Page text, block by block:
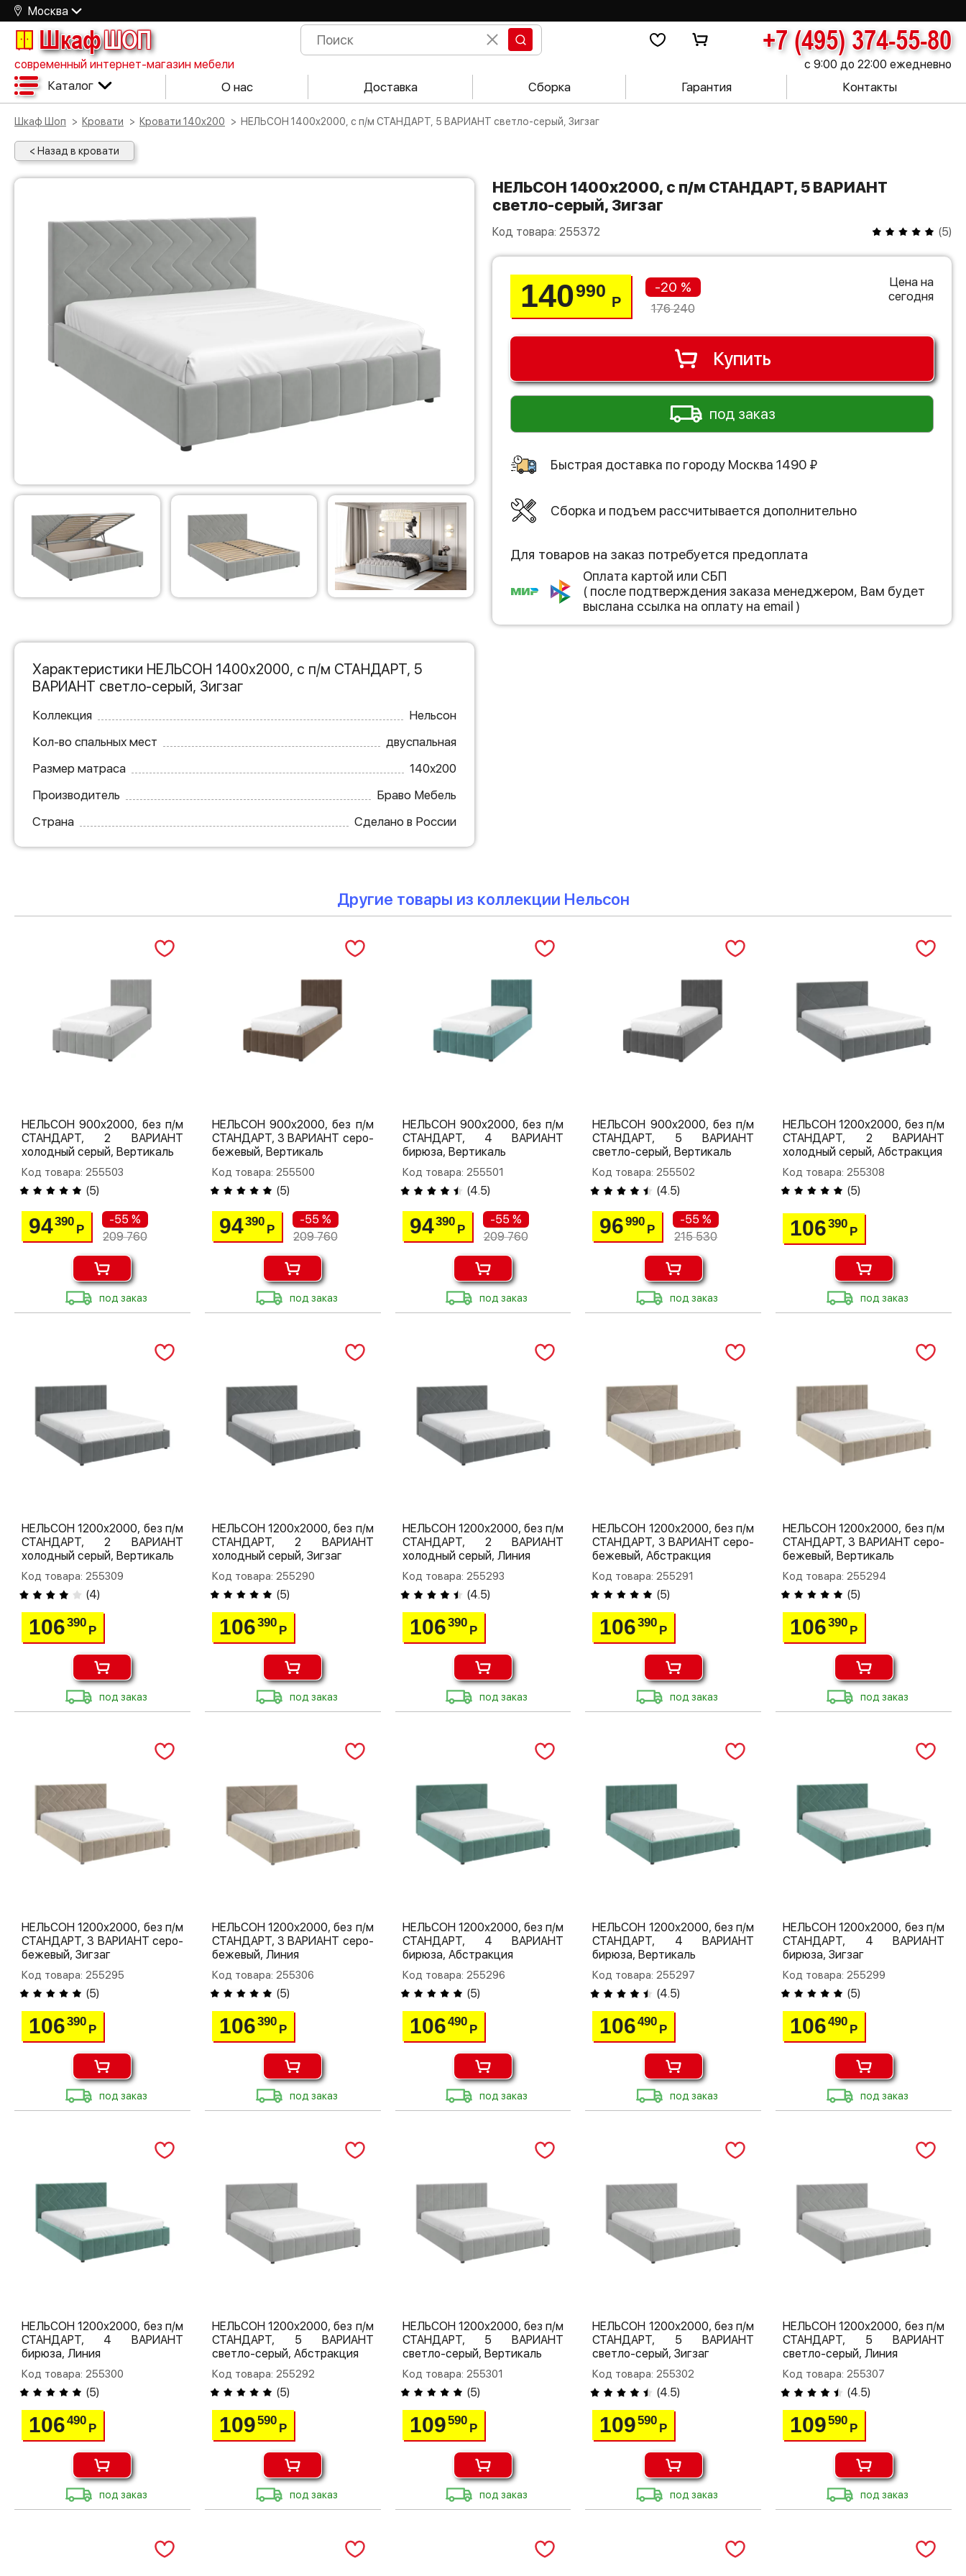
Москва
ШкафШОП +7 (495) 374-55-80
современный интернет-магазин мебели с 9:00 до 22:00 ежедневно
Каталог О нас Доставка Сборка Гарантия Контакты
Шкаф Шоп Кровати Кровати 140х200 НЕЛЬСОН 1400х2000, с п/м СТАНДАРТ, 5 ВАРИАНТ светло-серый, Зигзаг
< Назад в кровати
НЕЛЬСОН 1400х2000, с п/м СТАНДАРТ, 5 ВАРИАНТ
светло-серый, Зигзаг
Код товара: 255372 (5)
140990
Р
-20 %
176 240
Цена на
сегодня
Купить
под заказ
Быстрая доставка по городу Москва 1490 ₽
Сборка и подъем рассчитывается дополнительно
Для товаров на заказ потребуется предоплата
Оплата картой или СБП
( после подтверждения заказа менеджером, Вам будет
выслана ссылка на оплату на email )
Характеристики НЕЛЬСОН 1400х2000, с п/м СТАНДАРТ, 5
ВАРИАНТ светло-серый, Зигзаг
Коллекция
Нельсон
Кол-во спальных мест
двуспальная
Размер матраса
140х200
Производитель
Браво Мебель
Страна
Сделано в России
Другие товары из коллекции Нельсон
НЕЛЬСОН 900х2000, без п/м
СТАНДАРТ, 2 ВАРИАНТ
холодный серый, Вертикаль
Код товара: 255503
(5)
94390
Р
-55 %
209 760
под заказ
НЕЛЬСОН 900х2000, без п/м
СТАНДАРТ, 3 ВАРИАНТ серо-
бежевый, Вертикаль
Код товара: 255500
(5)
94390
Р
-55 %
209 760
под заказ
НЕЛЬСОН 900х2000, без п/м
СТАНДАРТ, 4 ВАРИАНТ
бирюза, Вертикаль
Код товара: 255501
(4.5)
94390
Р
-55 %
209 760
под заказ
НЕЛЬСОН 900х2000, без п/м
СТАНДАРТ, 5 ВАРИАНТ
светло-серый, Вертикаль
Код товара: 255502
(4.5)
96990
Р
-55 %
215 530
под заказ
НЕЛЬСОН 1200х2000, без п/м
СТАНДАРТ, 2 ВАРИАНТ
холодный серый, Абстракция
Код товара: 255308
(5)
106390
Р
под заказ
НЕЛЬСОН 1200х2000, без п/м
СТАНДАРТ, 2 ВАРИАНТ
холодный серый, Вертикаль
Код товара: 255309
(4)
106390
Р
под заказ
НЕЛЬСОН 1200х2000, без п/м
СТАНДАРТ, 2 ВАРИАНТ
холодный серый, Зигзаг
Код товара: 255290
(5)
106390
Р
под заказ
НЕЛЬСОН 1200х2000, без п/м
СТАНДАРТ, 2 ВАРИАНТ
холодный серый, Линия
Код товара: 255293
(4.5)
106390
Р
под заказ
НЕЛЬСОН 1200х2000, без п/м
СТАНДАРТ, 3 ВАРИАНТ серо-
бежевый, Абстракция
Код товара: 255291
(5)
106390
Р
под заказ
НЕЛЬСОН 1200х2000, без п/м
СТАНДАРТ, 3 ВАРИАНТ серо-
бежевый, Вертикаль
Код товара: 255294
(5)
106390
Р
под заказ
НЕЛЬСОН 1200х2000, без п/м
СТАНДАРТ, 3 ВАРИАНТ серо-
бежевый, Зигзаг
Код товара: 255295
(5)
106390
Р
под заказ
НЕЛЬСОН 1200х2000, без п/м
СТАНДАРТ, 3 ВАРИАНТ серо-
бежевый, Линия
Код товара: 255306
(5)
106390
Р
под заказ
НЕЛЬСОН 1200х2000, без п/м
СТАНДАРТ, 4 ВАРИАНТ
бирюза, Абстракция
Код товара: 255296
(5)
106490
Р
под заказ
НЕЛЬСОН 1200х2000, без п/м
СТАНДАРТ, 4 ВАРИАНТ
бирюза, Вертикаль
Код товара: 255297
(4.5)
106490
Р
под заказ
НЕЛЬСОН 1200х2000, без п/м
СТАНДАРТ, 4 ВАРИАНТ
бирюза, Зигзаг
Код товара: 255299
(5)
106490
Р
под заказ
НЕЛЬСОН 1200х2000, без п/м
СТАНДАРТ, 4 ВАРИАНТ
бирюза, Линия
Код товара: 255300
(5)
106490
Р
под заказ
НЕЛЬСОН 1200х2000, без п/м
СТАНДАРТ, 5 ВАРИАНТ
светло-серый, Абстракция
Код товара: 255292
(5)
109590
Р
под заказ
НЕЛЬСОН 1200х2000, без п/м
СТАНДАРТ, 5 ВАРИАНТ
светло-серый, Вертикаль
Код товара: 255301
(5)
109590
Р
под заказ
НЕЛЬСОН 1200х2000, без п/м
СТАНДАРТ, 5 ВАРИАНТ
светло-серый, Зигзаг
Код товара: 255302
(4.5)
109590
Р
под заказ
НЕЛЬСОН 1200х2000, без п/м
СТАНДАРТ, 5 ВАРИАНТ
светло-серый, Линия
Код товара: 255307
(4.5)
109590
Р
под заказ